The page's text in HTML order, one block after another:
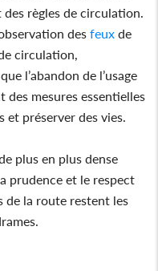
règles de circulation.
desfeux de
circulation,
l’abandon de l’usage
mesures essentielles
et préserver des vies.
plus en plus dense
prudence et le respect
de la route restent les